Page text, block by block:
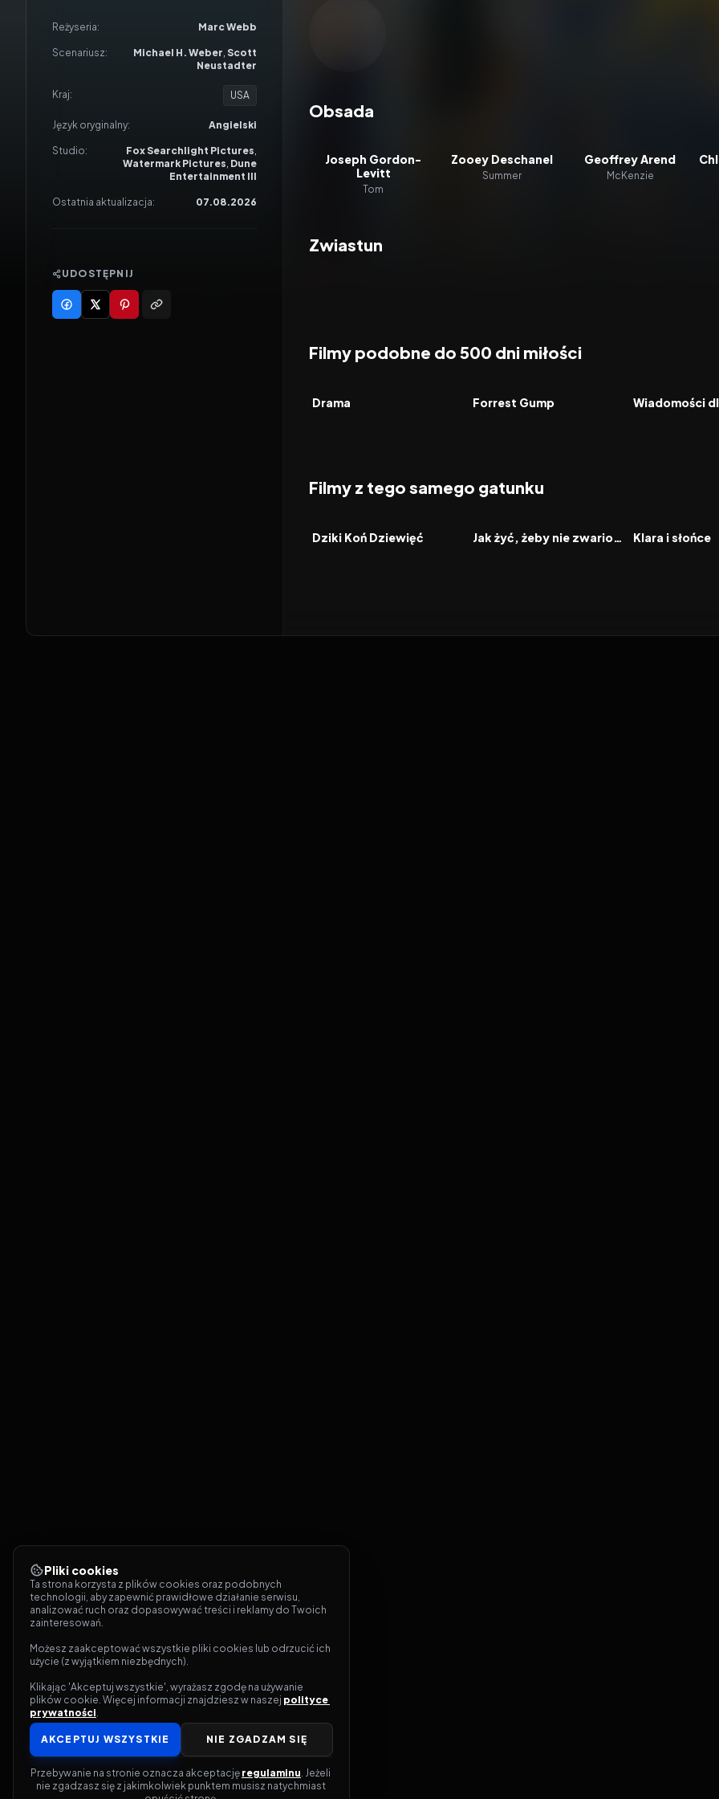
Reżyseria: Marc Webb
Scenariusz: Michael H. Weber, Scott
Neustadter
Kraj: USA
Język oryginalny: Angielski
Studio: Fox Searchlight Pictures,
Watermark Pictures, Dune
Entertainment III
Ostatnia aktualizacja: 07.08.2026
UDOSTĘPNIJ
Obsada
Joseph Gordon-
Levitt
Tom
Zooey Deschanel
Summer
Geoffrey Arend
McKenzie
Zwiastun
Filmy podobne do 500 dni miłości
FILM
Drama FILM
Forrest Gump FILM
Wiadomości
Filmy z tego samego gatunku
FILM
Dziki Koń Dziewięć FILM Jak żyć, żeby nie zwariować FILM
Klara i słońce
Pliki cookies
Ta strona korzysta z plików cookies oraz podobnych
technologii, aby zapewnić prawidłowe działanie serwisu,
analizować ruch oraz dopasowywać treści i reklamy do Twoich
zainteresowań.
Możesz zaakceptować wszystkie pliki cookies lub odrzucić ich
użycie (z wyjątkiem niezbędnych).
Klikając 'Akceptuj wszystkie', wyrażasz zgodę na używanie
plików cookie. Więcej informacji znajdziesz w naszej polityce
prywatności.
AKCEPTUJ WSZYSTKIE NIE ZGADZAM SIĘ
Przebywanie na stronie oznacza akceptację regulaminu. Jeżeli
nie zgadzasz się z jakimkolwiek punktem musisz natychmiast